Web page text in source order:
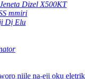
Dizel X500KT
mmiri
Dị Elu